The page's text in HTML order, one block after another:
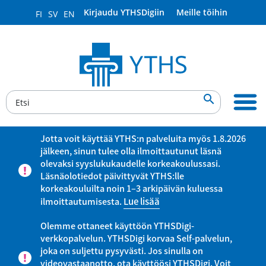
FI SV EN Kirjaudu YTHSDigiin Meille töihin

Jotta voit käyttää YTHS:n palveluita myös 1.8.2026
jälkeen, sinun tulee olla ilmoittautunut läsnä
olevaksi syyslukukaudelle korkeakoulussasi.
Läsnäolotiedot päivittyvät YTHS:lle
korkeakouluilta noin 1–3 arkipäivän kuluessa
ilmoittautumisesta.Lue lisää
Olemme ottaneet käyttöön YTHSDigi-
verkkopalvelun. YTHSDigi korvaa Self-palvelun,
joka on suljettu pysyvästi. Jos sinulla on
videovastaanotto, ota käyttöösi YTHSDigi. Voit